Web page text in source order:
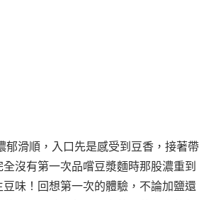
滑順，入口先是感受到豆香，接著帶
沒有第一次品嚐豆漿麵時那股濃重到
味！回想第一次的體驗，不論加鹽還